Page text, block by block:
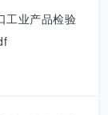
工业产品检验